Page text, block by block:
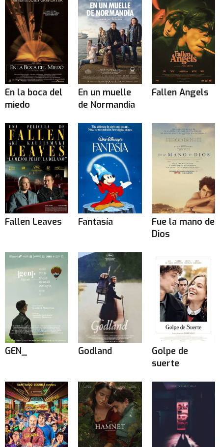
En la boca del
miedo
En un muelle
de Normandía
Fallen Angels
Fallen Leaves Fantasía
Fue la mano de
Dios
GEN_ Godland
Golpe de
suerte